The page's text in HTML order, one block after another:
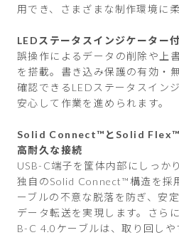
用でき、さまざまな制作環境に
LEDステータスインジケーター
誤操作によるデータの削除や上
を搭載。書き込み保護の有効・
確認できるLEDステータスイン
安心して作業を進められます。
Solid Connect™とSolid Flex™
高耐久な接続
USB-C端子を筐体内部にしっか
独自のSolid Connect™構造を採
ーブルの不意な脱落を防ぎ、安
データ転送を実現します。さら
B-C 4.0ケーブルは、取り回し